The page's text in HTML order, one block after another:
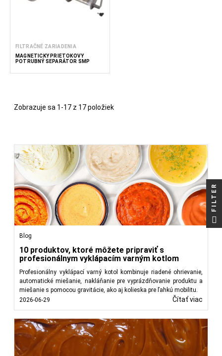
FILTRAČNÉ ZARIADENIA
MAGNETICKÝ PRIETOKOVÝ
POTRUBNÝ SEPARÁTOR SMP
Zobrazuje sa 1-17 z 17 položiek
Blog
10 produktov, ktoré môžete pripraviť s
profesionálnym vyklápacím varným kotlom
Profesionálny vyklápací varný kotol kombinuje riadené ohrievanie,
automatické miešanie, nakláňanie pre vyprázdňovanie produktu a
miešanie s pomocou gravitácie, ako aj kolieska pre ľahkú mobilitu.
2026-06-29
Čítať viac
FILTER